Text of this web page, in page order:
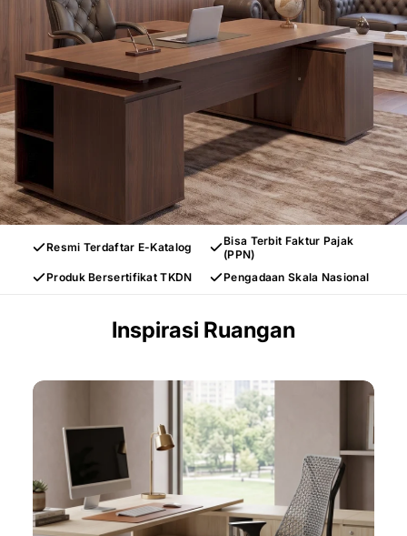
Resmi Terdaftar E-Katalog
Bisa Terbit Faktur Pajak
(PPN)
Produk Bersertifikat TKDN
Pengadaan Skala Nasional
Inspirasi Ruangan